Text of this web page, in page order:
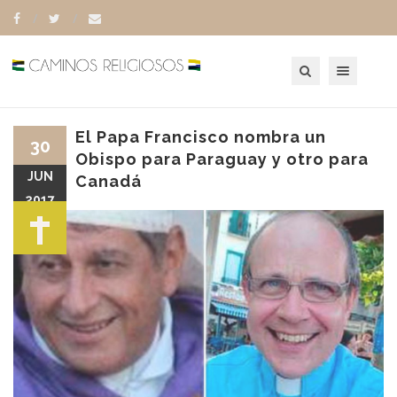
El Papa Francisco nombra un
Obispo para Paraguay y otro para
Canadá
30
JUN
2017